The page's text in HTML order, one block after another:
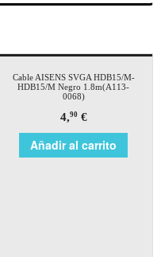
Cable AISENS SVGA HDB15/M-
HDB15/M Negro 1.8m(A113-
0068)
4,90€
Añadir al carrito